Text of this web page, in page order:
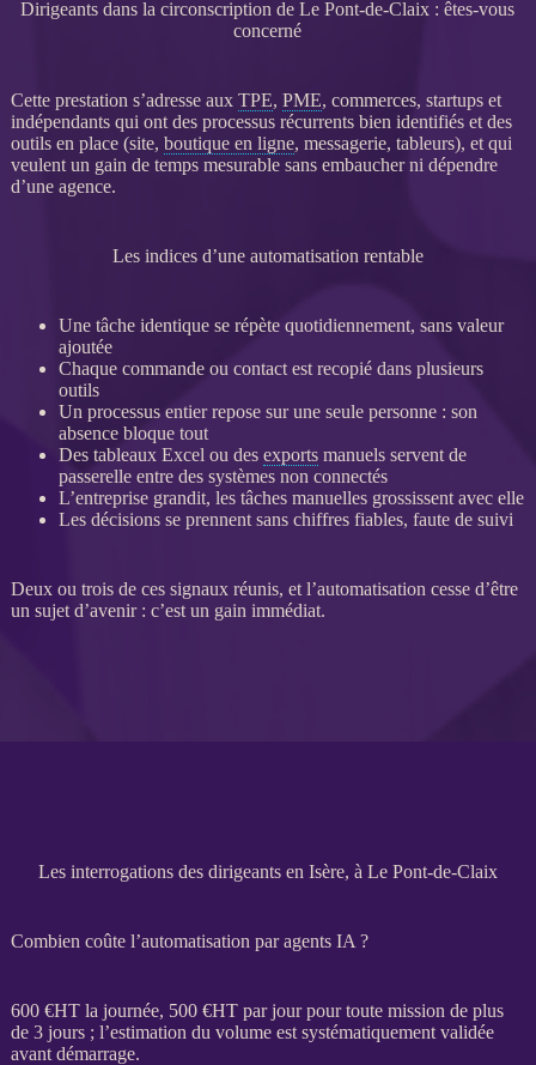
Dirigeants dans la circonscription de Le Pont-de-Claix : êtes-vous
concerné
Cette prestation s’adresse aux TPE, PME, commerces, startups et
indépendants qui ont des processusrécurrents bien identifiés et des
outils en place (site, boutique en ligne, messagerie, tableurs), et qui
veulent un gain de temps mesurable sans embaucher ni dépendre
d’une agence.
Les indices d’une automatisation rentable
Une tâche identique se répète quotidiennement, sans valeur
ajoutée
Chaque commande ou contact est recopié dans plusieurs
outils
Un processusentier repose sur une seule personne : son
absence bloque tout
Des tableaux Excel ou des exportsmanuels servent de
passerelle entre des systèmes non connectés
L’entreprise grandit, les tâches manuelles grossissent avec elle
Les décisions se prennent sans chiffres fiables, faute de suivi
Deux ou trois de ces signaux réunis, et l’automatisation cesse d’être
un sujet d’avenir : c’est un gain immédiat.
Les interrogations des dirigeants en Isère, à Le Pont-de-Claix
Combien coûte l’automatisation par agents IA ?
600 €HTla journée, 500 €HTpar jour pour toute mission de plus
de 3 jours ; l’estimation du volume est systématiquement validée
avant démarrage.